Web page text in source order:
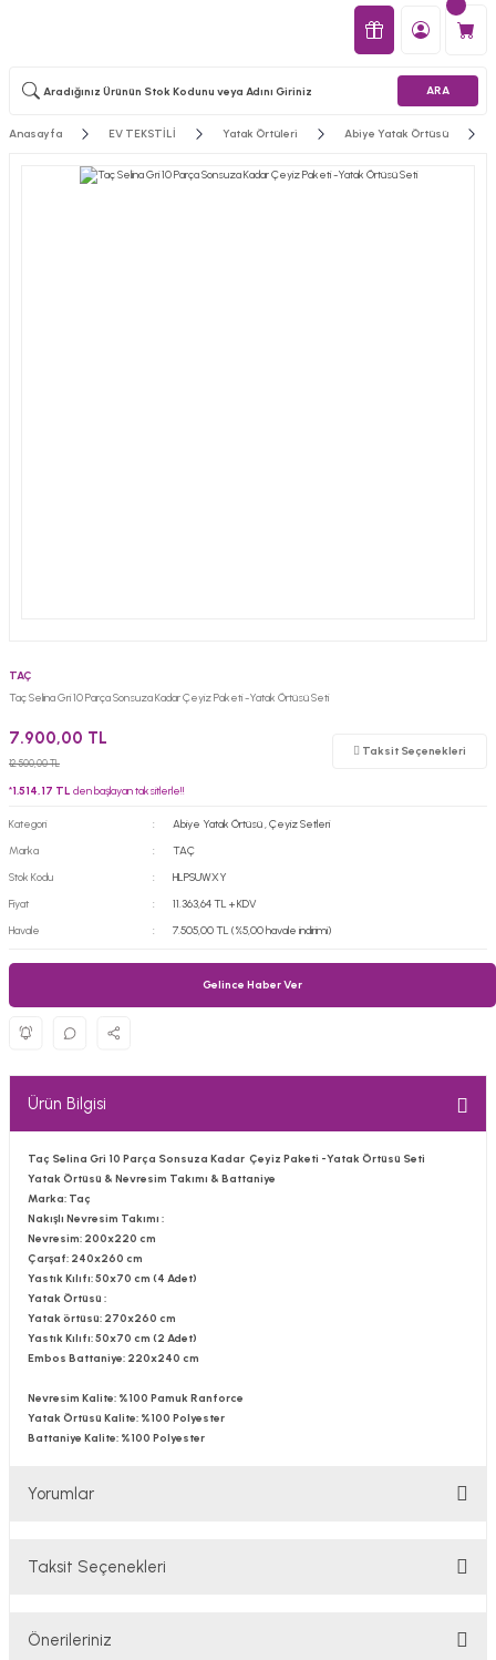
ARA
Anasayfa EV TEKSTİLİ Yatak Örtüleri Abiye Yatak Örtüsü
TAÇ
Taç Selina Gri 10 Parça Sonsuza Kadar Çeyiz Paketi -Yatak Örtüsü Seti
7.900,00 TL
12.500,00 TL
Taksit Seçenekleri
*1.514,17 TL den başlayan taksitlerle!!
Kategori Abiye Yatak Örtüsü,Çeyiz Setleri
Marka
TAÇ
Stok Kodu
HLPSUWXY
Fiyat
11.363,64 TL + KDV
Havale
7.505,00 TL (%5,00 havale indirimi)
Gelince Haber Ver
Ürün Bilgisi
Taç Selina Gri 10 Parça Sonsuza Kadar Çeyiz Paketi -Yatak Örtüsü Seti
Yatak Örtüsü & Nevresim Takımı & Battaniye
Marka: Taç
Nakışlı Nevresim Takımı :
Nevresim: 200x220 cm
Çarşaf: 240x260 cm
Yastık Kılıfı:50x70 cm (4 Adet)
Yatak Örtüsü :
Yatak örtüsü: 270x260 cm
Yastık Kılıfı:50x70 cm (2 Adet)
Embos Battaniye: 220x240 cm
Nevresim Kalite: %100 Pamuk Ranforce
Yatak Örtüsü Kalite: %100 Polyester
Battaniye Kalite: %100 Polyester
Yorumlar
Taksit Seçenekleri
Önerileriniz